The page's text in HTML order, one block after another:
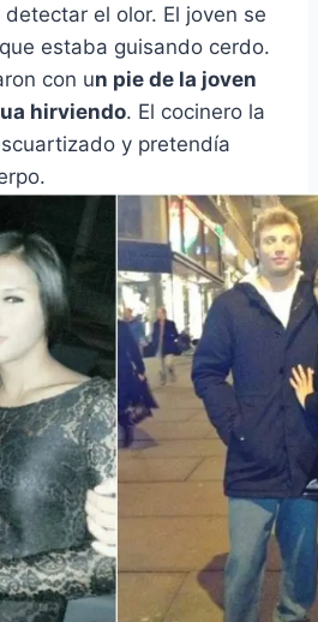
el olor. El joven se
estaba guisando cerdo.
con un pie de la joven
hirviendo. El cocinero la
y pretendía